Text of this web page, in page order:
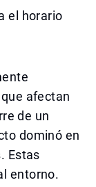
el horario
afectan
de un
dominó en
Estas
entorno.